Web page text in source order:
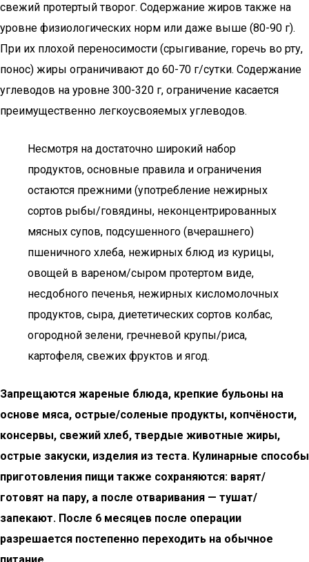
свежий протертый творог. Содержание жиров также на
уровне физиологических норм или даже выше (80-90 г).
При их плохой переносимости (срыгивание, горечь во рту,
понос) жиры ограничивают до 60-70 г/сутки. Содержание
углеводов на уровне 300-320 г, ограничение касается
преимущественно легкоусвояемых углеводов.
Несмотря на достаточно широкий набор
продуктов, основные правила и ограничения
остаются прежними (употребление нежирных
сортов рыбы/говядины, неконцентрированных
мясных супов, подсушенного (вчерашнего)
пшеничного хлеба, нежирных блюд из курицы,
овощей в вареном/сыром протертом виде,
несдобного печенья, нежирных кисломолочных
продуктов, сыра, диететических сортов колбас,
огородной зелени, гречневой крупы/риса,
картофеля, свежих фруктов и ягод.
Запрещаются жареные блюда, крепкие бульоны на
основе мяса, острые/соленые продукты, копчёности,
консервы, свежий хлеб, твердые животные жиры,
острые закуски, изделия из теста. Кулинарные способы
приготовления пищи также сохраняются: варят/
готовят на пару, а после отваривания — тушат/
запекают. После 6 месяцев после операции
разрешается постепенно переходить на обычное